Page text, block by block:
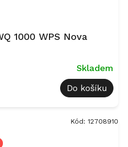
1000 WPS Nova
Skladem
Do košíku
Kód: 12708910